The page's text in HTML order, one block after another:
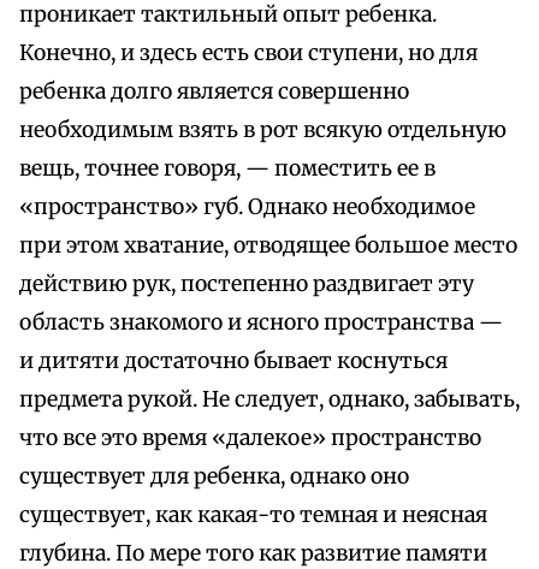
проникает тактильный опыт ребенка.
Конечно, и здесь есть свои ступени, но для
ребенка долго является совершенно
необходимым взять в рот всякую отдельную
вещь, точнее говоря, — поместить ее в
«пространство» губ. Однако необходимое
при этом хватание, отводящее большое место
действию рук, постепенно раздвигает эту
область знакомого и ясного пространства —
и дитяти достаточно бывает коснуться
предмета рукой. Не следует, однако, забывать,
что все это время «далекое» пространство
существует для ребенка, однако оно
существует, как какая-то темная и неясная
глубина. По мере того как развитие памяти